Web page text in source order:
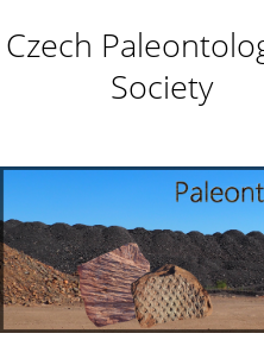
Czech
Society